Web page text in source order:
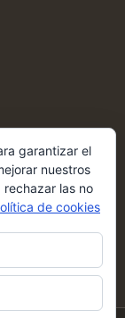
garantizar el
nuestros
las no
de cookies